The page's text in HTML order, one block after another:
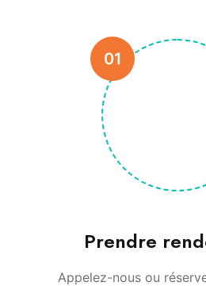
01
Prendre
Appelez-nous ou